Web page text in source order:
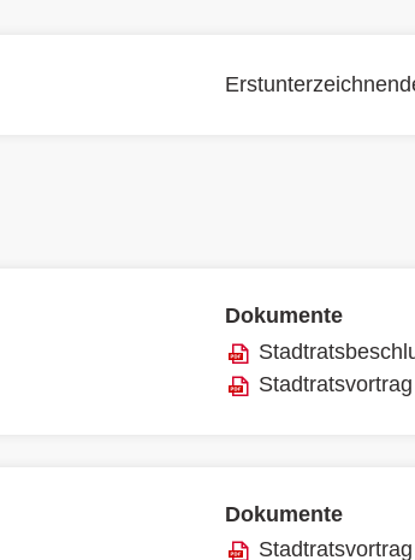
Dokumente
Stadtratsvortrag
Dokumente
Stadtratsvortrag